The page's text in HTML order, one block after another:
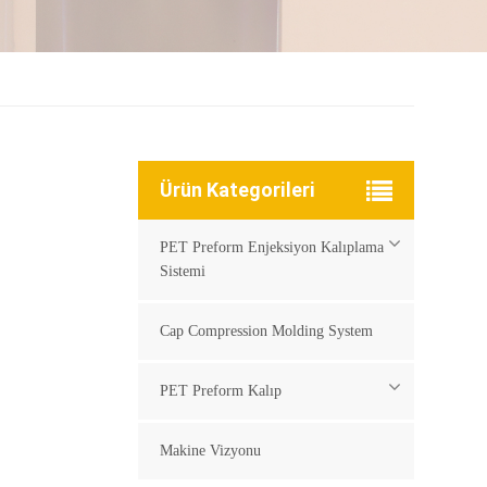
Ürün Kategorileri
PET Preform Enjeksiyon Kalıplama
Sistemi
Cap Compression Molding System
PET Preform Kalıp
Makine Vizyonu